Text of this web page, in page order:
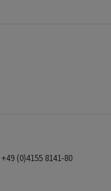
(0)4155 8141-80